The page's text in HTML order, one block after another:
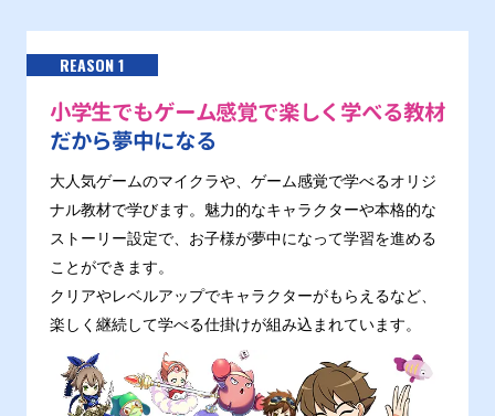
REASON 1
小学生でもゲーム感覚で楽しく学べる教材
だから夢中になる
大人気ゲームのマイクラや、ゲーム感覚で学べるオリジ
ナル教材で学びます。魅力的なキャラクターや本格的な
ストーリー設定で、お子様が夢中になって学習を進める
ことができます。
クリアやレベルアップでキャラクターがもらえるなど、
楽しく継続して学べる仕掛けが組み込まれています。